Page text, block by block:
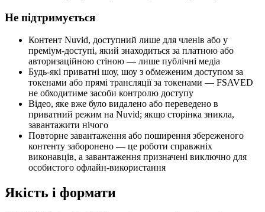
Не підтримується
Контент Nuvid, доступний лише для членів або у
преміум-доступі, який знаходиться за платною або
авторизаційною стіною — лише публічні медіа
Будь-які приватні шоу, шоу з обмеженим доступом за
токенами або прямі трансляції за токенами — FSAVED
не обходитиме засоби контролю доступу
Відео, яке вже було видалено або переведено в
приватний режим на Nuvid; якщо сторінка зникла,
завантажити нічого
Повторне завантаження або поширення збереженого
контенту заборонено — це роботи справжніх
виконавців, а завантаження призначені виключно для
особистого офлайн-використання
Якість і формати